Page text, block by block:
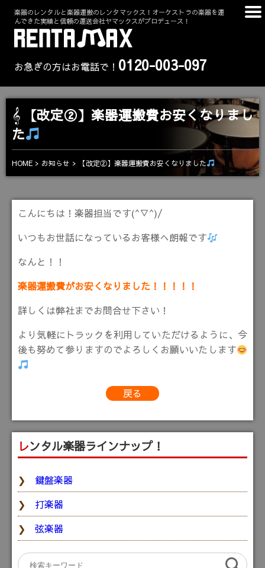
楽器のレンタルと楽器運搬のレンタマックス！オーケストラの楽器を運
んできた実績と信頼の運送会社ヤマックスがプロデュース！
お急ぎの方はお電話で！ 0120-003-097
【改定②】楽器運搬費お安くなりまし
た
HOME お知らせ 【改定②】楽器運搬費お安くなりました
こんにちは！楽器担当です(^▽^)/
いつもお世話になっているお客様へ朗報です
なんと！！
楽器運搬費がお安くなりました！！！！！
詳しくは弊社までお問合せ下さい！
より気軽にトラックを利用していただけるように、今
後も努めて参りますのでよろしくお願いいたします
戻る
レンタル楽器ラインナップ！
鍵盤楽器
打楽器
弦楽器